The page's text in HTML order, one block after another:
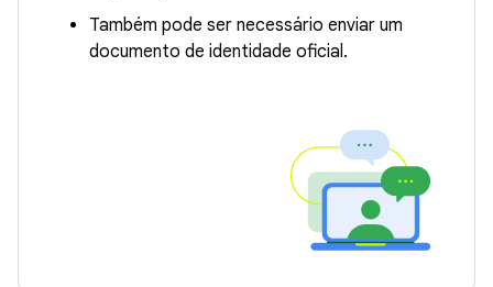
Também pode ser necessário enviar um
documento de identidade oficial.